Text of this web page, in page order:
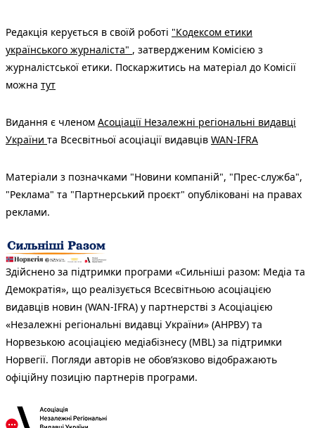
Редакція керується в своїй роботі "Кодексом етики
українського журналіста" , затвердженим Комісією з
журналістської етики. Поскаржитись на матеріал до Комісії
можна тут
Видання є членом Асоціації Незалежні регіональні видавці
України та Всесвітньої асоціації видавців WAN-IFRA
Матеріали з позначками "Новини компаній", "Прес-служба",
"Реклама" та "Партнерський проєкт" опубліковані на правах
реклами.
Здійснено за підтримки програми «Сильніші разом: Медіа та
Демократія», що реалізується Всесвітньою асоціацією
видавців новин (WAN-IFRA) у партнерстві з Асоціацією
«Незалежні регіональні видавці України» (АНРВУ) та
Норвезькою асоціацією медіабізнесу (MBL) за підтримки
Норвегії. Погляди авторів не обов’язково відображають
офіційну позицію партнерів програми.